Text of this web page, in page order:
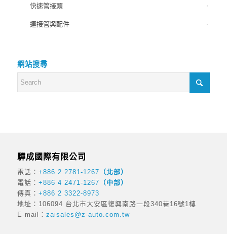
快速管接頭
連接管與配件
網站搜尋
驊成國際有限公司
電話： +886 2 2781-1267 （北部）
電話： +886 4 2471-1267 （中部）
傳真： +886 2 3322-8973
地址：106094 台北市大安區復興南路一段340巷16號1樓
E-mail： zaisales@z-auto.com.tw